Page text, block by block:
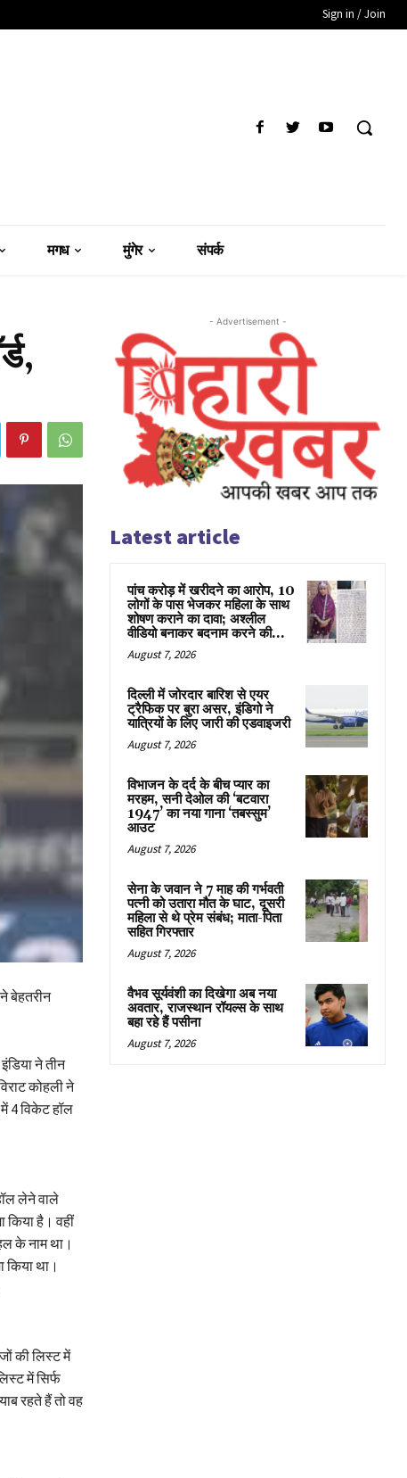
Sign in / Join
मगध मुंगेर संपर्क
बेहतरीन
ने तीन
कोहली ने
4 विकेट हॉल
लेने वाले
किया है। वहीं
के नाम था।
किया था।
की लिस्ट में
में सिर्फ
रहते हैं तो वह
- Advertisement -
Latest article
पांच करोड़ में खरीदने का आरोप, 10
लोगों के पास भेजकर महिला के साथ
शोषण कराने का दावा; अश्लील
वीडियो बनाकर बदनाम करने की...
August 7, 2026
दिल्ली में जोरदार बारिश से एयर
ट्रैफिक पर बुरा असर, इंडिगो ने
यात्रियों के लिए जारी की एडवाइजरी
August 7, 2026
विभाजन के दर्द के बीच प्यार का
मरहम, सनी देओल की ‘बटवारा
1947’ का नया गाना ‘तबस्सुम’
आउट
August 7, 2026
सेना के जवान ने 7 माह की गर्भवती
पत्नी को उतारा मौत के घाट, दूसरी
महिला से थे प्रेम संबंध; माता-पिता
सहित गिरफ्तार
August 7, 2026
वैभव सूर्यवंशी का दिखेगा अब नया
अवतार, राजस्थान रॉयल्स के साथ
बहा रहे हैं पसीना
August 7, 2026